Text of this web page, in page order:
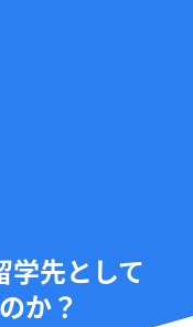
学先として
か？